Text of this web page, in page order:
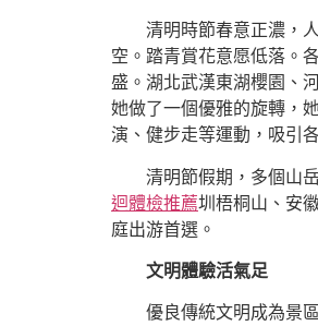
清明時節春意正濃，
空。踏青賞花意愿低落。
盛。湖北武漢東湖櫻園、
她做了一個優雅的旋轉，
演、健步走等運動，吸引
清明節假期，多個山
迴體檢推薦圳梧桐山、安
庭出游首選。
文明體驗活氣足
優良傳統文明成為景